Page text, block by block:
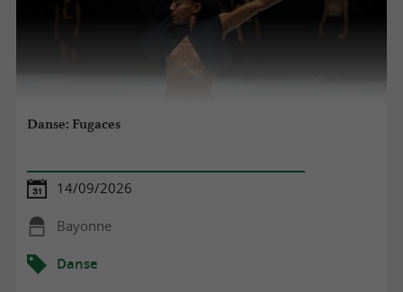
Danse: Fugaces
14/09/2026
Bayonne
Danse